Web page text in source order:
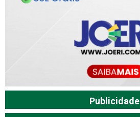
Publicidade